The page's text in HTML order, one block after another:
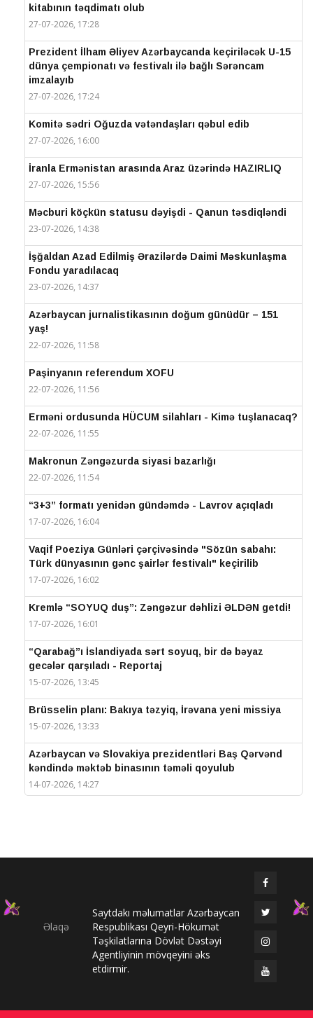
kitabının təqdimatı olub
27-07-2026, 17:28
Prezident İlham Əliyev Azərbaycanda keçiriləcək U-15
dünya çempionatı və festivalı ilə bağlı Sərəncam
imzalayıb
27-07-2026, 17:24
Komitə sədri Oğuzda vətəndaşları qəbul edib
27-07-2026, 16:00
İranla Ermənistan arasında Araz üzərində HAZIRLIQ
27-07-2026, 15:56
Məcburi köçkün statusu dəyişdi - Qanun təsdiqləndi
23-07-2026, 14:38
İşğaldan Azad Edilmiş Ərazilərdə Daimi Məskunlaşma
Fondu yaradılacaq
23-07-2026, 14:37
Azərbaycan jurnalistikasının doğum günüdür – 151
yaş!
22-07-2026, 11:58
Paşinyanın referendum XOFU
22-07-2026, 11:56
Erməni ordusunda HÜCUM silahları - Kimə tuşlanacaq?
22-07-2026, 11:55
Makronun Zəngəzurda siyasi bazarlığı
22-07-2026, 11:54
“3+3” formatı yenidən gündəmdə - Lavrov açıqladı
17-07-2026, 16:04
Vaqif Poeziya Günləri çərçivəsində "Sözün sabahı:
Türk dünyasının gənc şairlər festivalı" keçirilib
17-07-2026, 16:02
Kremlə “SOYUQ duş”: Zəngəzur dəhlizi ƏLDƏN getdi!
17-07-2026, 16:01
“Qarabağ”ı İslandiyada sərt soyuq, bir də bəyaz
gecələr qarşıladı - Reportaj
15-07-2026, 13:45
Brüsselin planı: Bakıya təzyiq, İrəvana yeni missiya
15-07-2026, 13:33
Azərbaycan və Slovakiya prezidentləri Baş Qərvənd
kəndində məktəb binasının təməli qoyulub
14-07-2026, 14:27
Prezidentlər Şuşada mətbuata bəyanatlarla çıxış
Elməddin Behbud: “IV Şuşa Qlobal Media Forumu
beynəlxalq media əməkdaşlığının nüfuzlu
platformasına çevrilib”
14-07-2026, 14:24
Əlaqə
Saytdakı məlumatlar Azərbaycan
Respublikası Qeyri-Hökumət
Təşkilatlarına Dövlət Dəstəyi
Agentliyinin mövqeyini əks
etdirmir.